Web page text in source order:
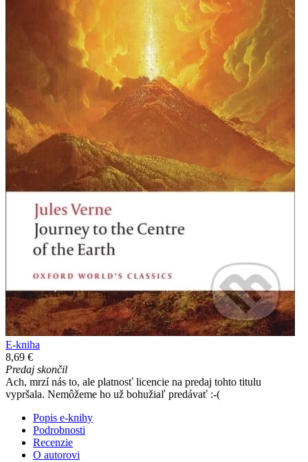
E-kniha
8,69 €
Predaj skončil
Ach, mrzí nás to, ale platnosť licencie na predaj tohto titulu
vypršala. Nemôžeme ho už bohužiaľ predávať :-(
Popis e-knihy
Podrobnosti
Recenzie
O autorovi